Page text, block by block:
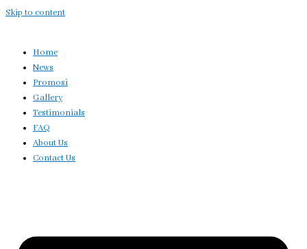
Skip to content
Home
News
Promosi
Gallery
Testimonials
FAQ
About Us
Contact Us